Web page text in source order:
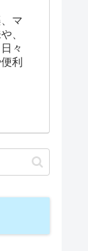
マ
、
々
利